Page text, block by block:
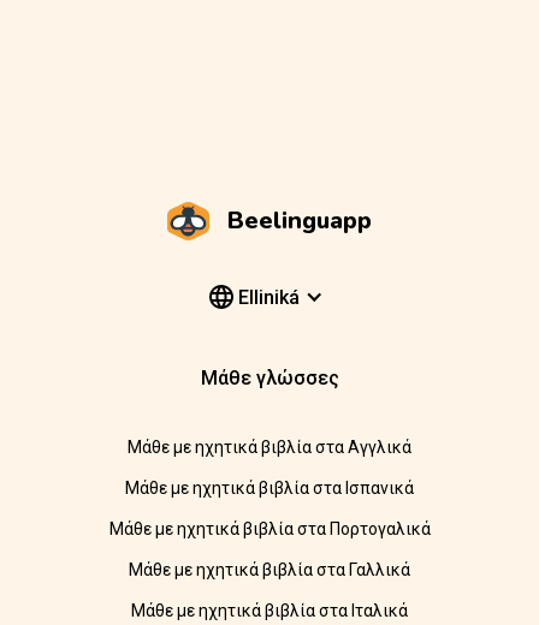
Beelinguapp
Elliniká
Μάθε γλώσσες
Μάθε με ηχητικά βιβλία στα Αγγλικά
Μάθε με ηχητικά βιβλία στα Ισπανικά
Μάθε με ηχητικά βιβλία στα Πορτογαλικά
Μάθε με ηχητικά βιβλία στα Γαλλικά
Μάθε με ηχητικά βιβλία στα Ιταλικά